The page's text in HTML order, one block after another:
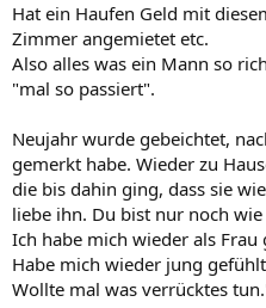
Hat ein Haufen Geld mit
Zimmer angemietet etc.
Also alles was ein Mann so
"mal so passiert".
Neujahr wurde gebeichtet,
gemerkt habe. Wieder zu
die bis dahin ging, dass sie
liebe ihn. Du bist nur noch
Ich habe mich wieder als
Habe mich wieder jung
Wollte mal was verrücktes